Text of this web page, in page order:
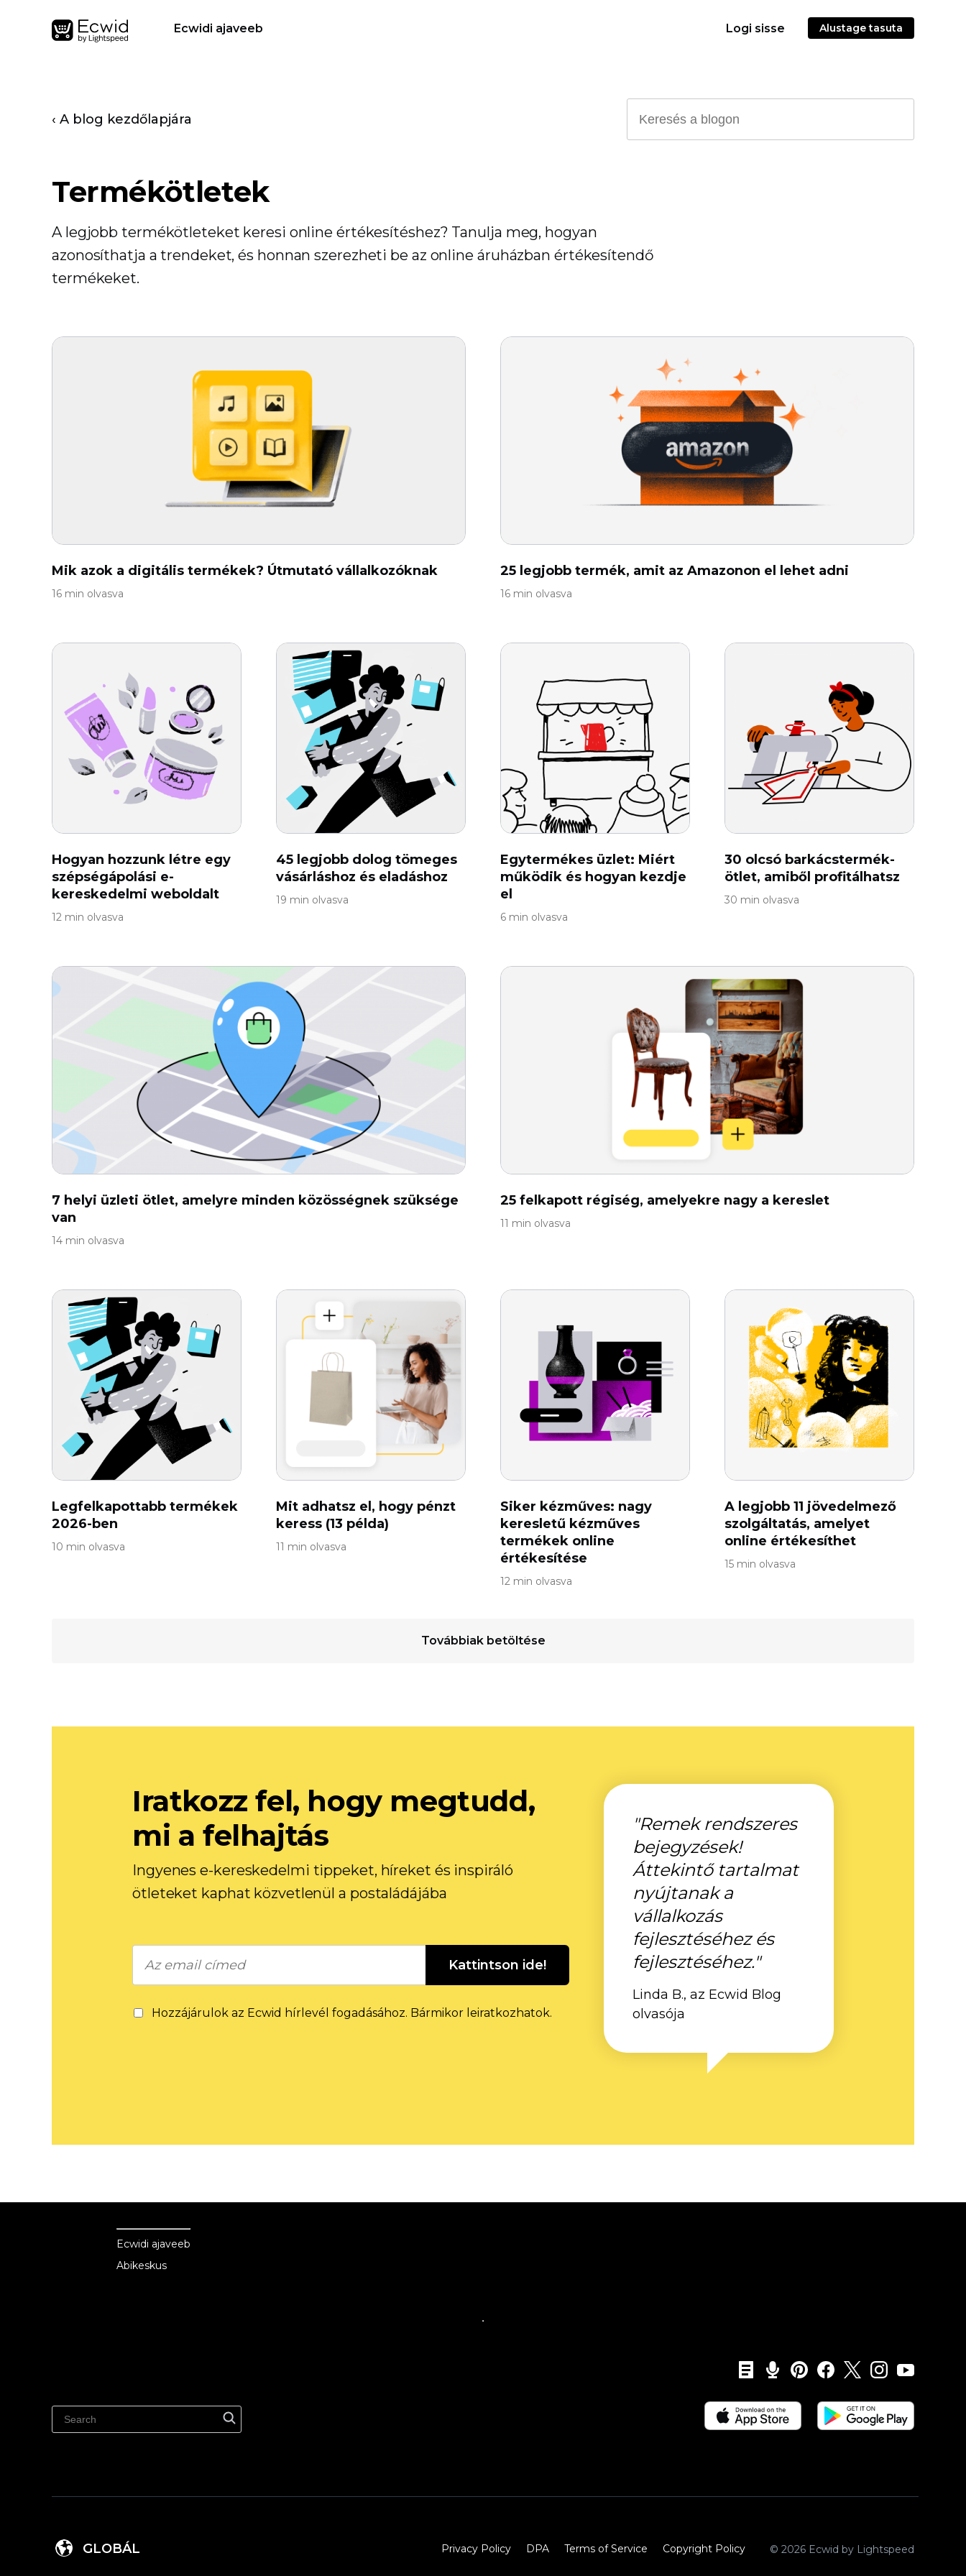
Ecwidi ajaveeb Logi sisse Alustage tasuta
‹ A blog kezdőlapjára
Termékötletek
A legjobb termékötleteket keresi online értékesítéshez? Tanulja meg, hogyan
azonosíthatja a trendeket, és honnan szerezheti be az online áruházban értékesítendő
termékeket.
Mik azok a digitális termékek? Útmutató vállalkozóknak
16 min olvasva
25 legjobb termék, amit az Amazonon el lehet adni
16 min olvasva
Hogyan hozzunk létre egy
szépségápolási e-
kereskedelmi weboldalt
12 min olvasva
45 legjobb dolog tömeges
vásárláshoz és eladáshoz
19 min olvasva
Egytermékes üzlet: Miért
működik és hogyan kezdje
el
6 min olvasva
30 olcsó barkácstermék-
ötlet, amiből profitálhatsz
30 min olvasva
7 helyi üzleti ötlet, amelyre minden közösségnek szüksége
van
14 min olvasva
25 felkapott régiség, amelyekre nagy a kereslet
11 min olvasva
Legfelkapottabb termékek
2026-ben
10 min olvasva
Mit adhatsz el, hogy pénzt
keress (13 példa)
11 min olvasva
Siker kézműves: nagy
keresletű kézműves
termékek online
értékesítése
12 min olvasva
A legjobb 11 jövedelmező
szolgáltatás, amelyet
online értékesíthet
15 min olvasva
Továbbiak betöltése
Iratkozz fel, hogy megtudd,
mi a felhajtás
Ingyenes e-kereskedelmi tippeket, híreket és inspiráló
ötleteket kaphat közvetlenül a postaládájába
Kattintson ide!
Hozzájárulok az Ecwid hírlevél fogadásához. Bármikor leiratkozhatok.
"Remek rendszeres
bejegyzések!
Áttekintő tartalmat
nyújtanak a
vállalkozás
fejlesztéséhez és
fejlesztéséhez."
Linda B., az Ecwid Blog
olvasója
Ecwidi ajaveeb
Abikeskus
© 2026 Ecwid by Lightspeed
Privacy Policy DPA Terms of Service Copyright Policy‎
GLOBÁL